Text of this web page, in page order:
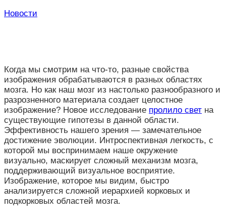
Новости
Когда мы смотрим на что-то, разные свойства
изображения обрабатываются в разных областях
мозга. Но как наш мозг из настолько разнообразного и
разрозненного материала создает целостное
изображение? Новое исследование пролило свет на
существующие гипотезы в данной области.
Эффективность нашего зрения — замечательное
достижение эволюции. Интроспективная легкость, с
которой мы воспринимаем наше окружение
визуально, маскирует сложный механизм мозга,
поддерживающий визуальное восприятие.
Изображение, которое мы видим, быстро
анализируется сложной иерархией корковых и
подкорковых областей мозга.